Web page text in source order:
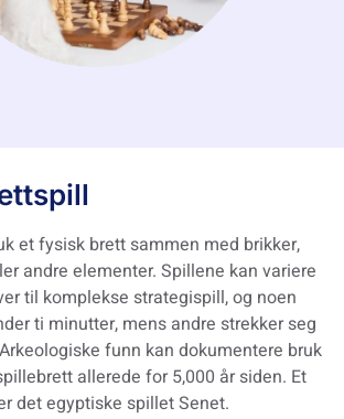
et fysisk brett sammen med brikker,
andre elementer. Spillene kan variere
til komplekse strategispill, og noen
ti minutter, mens andre strekker seg
funn kan dokumentere bruk
allerede for 5,000 år siden. Et
det egyptiske spillet Senet.